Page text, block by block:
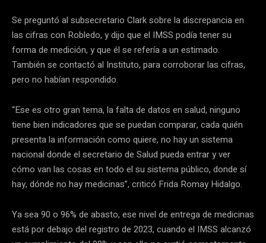
Se preguntó al subsecretario Clark sobre la discrepancia en
las cifras con Robledo, y dijo que el IMSS podía tener su
forma de medición, y que él se refería a un estimado.
También se contactó al Instituto, para corroborar las cifras,
pero no habían respondido.
“Ese es otro gran tema, la falta de datos en salud, ninguno
tiene bien indicadores que se puedan comparar, cada quién
presenta la información como quiere, no hay un sistema
nacional donde el secretario de Salud pueda entrar y ver
cómo van las cosas en todo el su sistema público, donde sí
hay, dónde no hay medicinas”, criticó Frida Romay Hidalgo.
Ya sea 90 o 96% de abasto, ese nivel de entrega de medicinas
está por debajo del registro de 2023, cuando el IMSS alcanzó